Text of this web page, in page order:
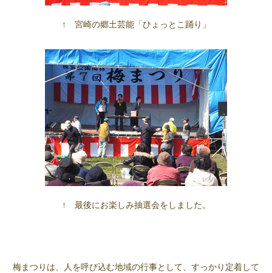
↑ 宮崎の郷土芸能「ひょっとこ踊り」
↑ 最後にお楽しみ抽選会をしました。
梅まつりは、人を呼び込む地域の行事として、すっかり定着して